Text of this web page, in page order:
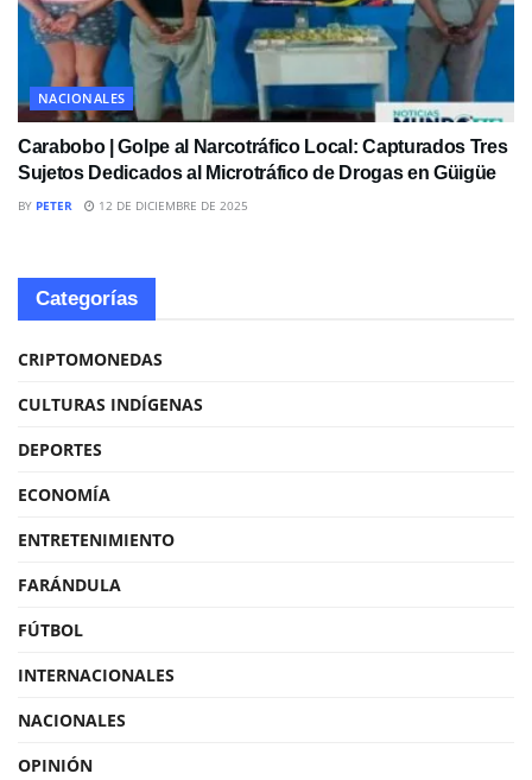
NACIONALES
Carabobo | Golpe al Narcotráfico Local: Capturados Tres
Sujetos Dedicados al Microtráfico de Drogas en Güigüe
BY PETER 12 DE DICIEMBRE DE 2025
Categorías
CRIPTOMONEDAS
CULTURAS INDÍGENAS
DEPORTES
ECONOMÍA
ENTRETENIMIENTO
FARÁNDULA
FÚTBOL
INTERNACIONALES
NACIONALES
OPINIÓN